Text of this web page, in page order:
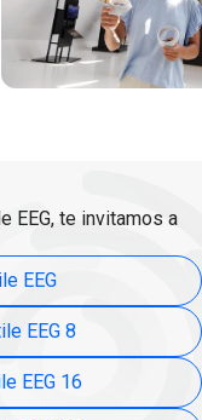
EEG, te invitamos a
EEG
EEG 8
EEG 16